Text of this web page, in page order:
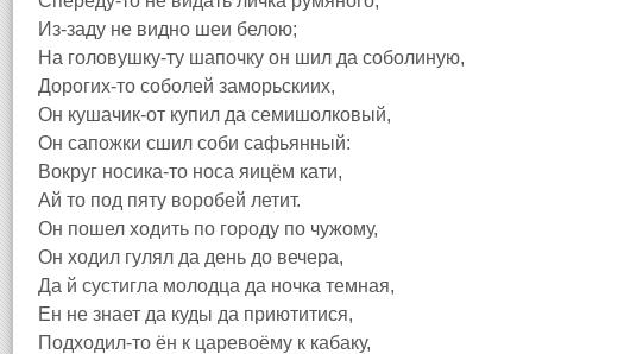
Из-заду не видно шеи белою;
На головушку-ту шапочку он шил да соболиную,
Дорогих-то соболей заморьскиих,
Он кушачик-от купил да семишолковый,
Он сапожки сшил соби сафьянный:
Вокруг носика-то носа яицём кати,
Ай то под пяту воробей летит.
Он пошел ходить по городу по чужому,
Он ходил гулял да день до вечера,
Да й сустигла молодца да ночка темная,
Ен не знает да куды да приютитися,
Подходил-то ён к царевоёму к кабаку,